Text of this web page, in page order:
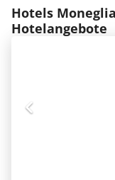
Hotels
Hotelangebote